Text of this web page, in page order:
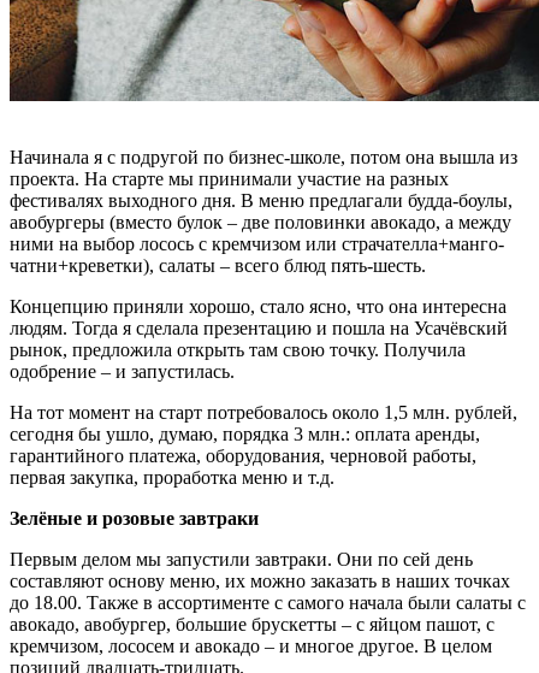
Начинала я с подругой по бизнес-школе, потом она вышла из
проекта. На старте мы принимали участие на разных
фестивалях выходного дня. В меню предлагали будда-боулы,
авобургеры (вместо булок – две половинки авокадо, а между
ними на выбор лосось с кремчизом или страчателла+манго-
чатни+креветки), салаты – всего блюд пять-шесть.
Концепцию приняли хорошо, стало ясно, что она интересна
людям. Тогда я сделала презентацию и пошла на Усачёвский
рынок, предложила открыть там свою точку. Получила
одобрение – и запустилась.
На тот момент на старт потребовалось около 1,5 млн. рублей,
сегодня бы ушло, думаю, порядка 3 млн.: оплата аренды,
гарантийного платежа, оборудования, черновой работы,
первая закупка, проработка меню и т.д.
Зелёные и розовые завтраки
Первым делом мы запустили завтраки. Они по сей день
составляют основу меню, их можно заказать в наших точках
до 18.00. Также в ассортименте с самого начала были салаты с
авокадо, авобургер, большие брускетты – с яйцом пашот, с
кремчизом, лососем и авокадо – и многое другое. В целом
позиций двадцать-тридцать.